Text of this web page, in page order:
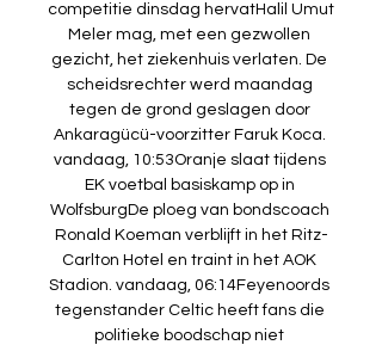
competitie dinsdag hervatHalil Umut
Meler mag, met een gezwollen
gezicht, het ziekenhuis verlaten. De
scheidsrechter werd maandag
tegen de grond geslagen door
Ankaragücü-voorzitter Faruk Koca.
vandaag, 10:53Oranje slaat tijdens
EK voetbal basiskamp op in
WolfsburgDe ploeg van bondscoach
Ronald Koeman verblijft in het Ritz-
Carlton Hotel en traint in het AOK
Stadion. vandaag, 06:14Feyenoords
tegenstander Celtic heeft fans die
politieke boodschap niet